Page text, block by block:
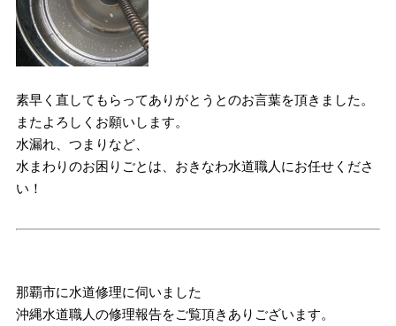
素早く直してもらってありがとうとのお言葉を頂きました。
またよろしくお願いします。
水漏れ、つまりなど、
水まわりのお困りごとは、おきなわ水道職人にお任せくださ
い！
那覇市に水道修理に伺いました
沖縄水道職人の修理報告をご覧頂きありございます。